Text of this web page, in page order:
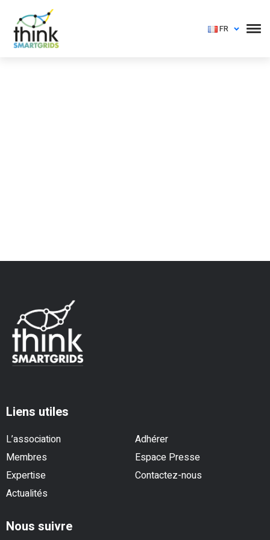
FR
Vous devez vous identifier pour voir cet événement
Liens utiles
L’association
Adhérer
Membres
Espace Presse
Expertise
Contactez-nous
Actualités
Nous suivre